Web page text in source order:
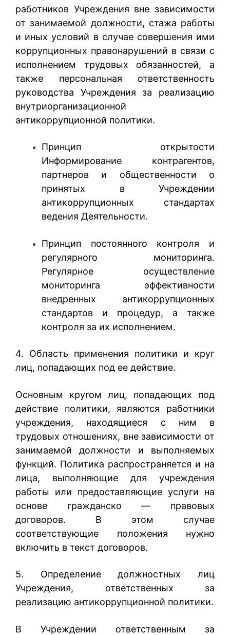
работников Учреждения вне зависимости
от занимаемой должности, стажа работы
и иных условий в случае совершения ими
коррупционных правонарушений в связи с
исполнением трудовых обязанностей, а
также персональная ответственность
руководства Учреждения за реализацию
внутриорганизационной
антикоррупционной политики.
Принцип открытости
Информирование контрагентов,
партнеров и общественности о
принятых в Учреждении
антикоррупционных стандартах
ведения Деятельности.
Принцип постоянного контроля и
регулярного мониторинга.
Регулярное осуществление
мониторинга эффективности
внедренных антикоррупционных
стандартов и процедур, а также
контроля за их исполнением.
4. Область применения политики и круг
лиц, попадающих под ее действие.
Основным кругом лиц, попадающих под
действие политики, являются работники
учреждения, находящиеся с ним в
трудовых отношениях, вне зависимости от
занимаемой должности и выполняемых
функций. Политика распространяется и на
лица, выполняющие для учреждения
работы или предоставляющие услуги на
основе гражданско — правовых
договоров. В этом случае
соответствующие положения нужно
включить в текст договоров.
5. Определение должностных лиц
Учреждения, ответственных за
реализацию антикоррупционной политики.
В Учреждении ответственным за